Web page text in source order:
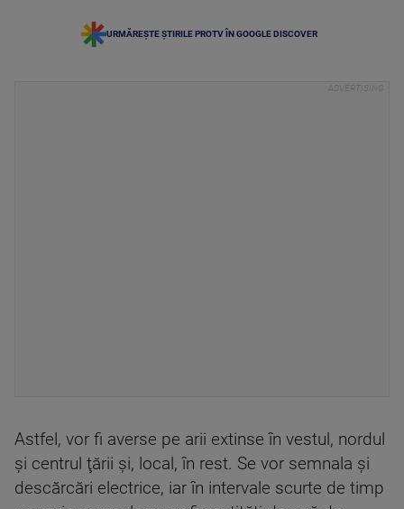
URMĂREȘTE ȘTIRILE PROTV ÎN GOOGLE DISCOVER
Astfel, vor fi averse pe arii extinse în vestul, nordul
şi centrul ţării şi, local, în rest. Se vor semnala şi
descărcări electrice, iar în intervale scurte de timp